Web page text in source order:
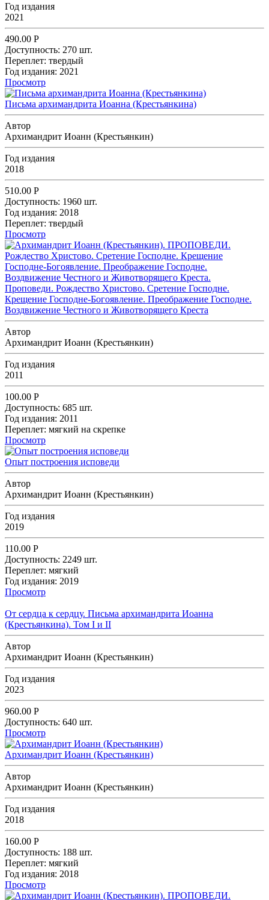
Год издания
2021
490.00 Р
Доступность: 270 шт.
Переплет: твердый
Год издания: 2021
Просмотр
Письма архимандрита Иоанна (Крестьянкина)
Автор
Архимандрит Иоанн (Крестьянкин)
Год издания
2018
510.00 Р
Доступность: 1960 шт.
Год издания: 2018
Переплет: твердый
Просмотр
Проповеди. Рождество Христово. Сретение Господне.
Крещение Господне-Богоявление. Преображение Господне.
Воздвижение Честного и Животворящего Креста
Автор
Архимандрит Иоанн (Крестьянкин)
Год издания
2011
100.00 Р
Доступность: 685 шт.
Год издания: 2011
Переплет: мягкий на скрепке
Просмотр
Опыт построения исповеди
Автор
Архимандрит Иоанн (Крестьянкин)
Год издания
2019
110.00 Р
Доступность: 2249 шт.
Переплет: мягкий
Год издания: 2019
Просмотр
От сердца к сердцу. Письма архимандрита Иоанна
(Крестьянкина). Том I и II
Автор
Архимандрит Иоанн (Крестьянкин)
Год издания
2023
960.00 Р
Доступность: 640 шт.
Просмотр
Архимандрит Иоанн (Крестьянкин)
Автор
Архимандрит Иоанн (Крестьянкин)
Год издания
2018
160.00 Р
Доступность: 188 шт.
Переплет: мягкий
Год издания: 2018
Просмотр